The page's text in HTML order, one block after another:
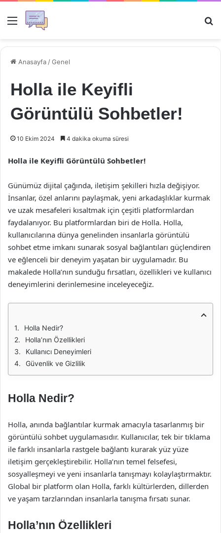
Menü
Anasayfa /Genel
Holla ile Keyifli
Görüntülü Sohbetler!
10 Ekim 2024 4 dakika okuma süresi
Holla ile Keyifli Görüntülü Sohbetler!
Günümüz dijital çağında, iletişim şekilleri hızla değişiyor.
İnsanlar, özel anlarını paylaşmak, yeni arkadaşlıklar kurmak
ve uzak mesafeleri kısaltmak için çeşitli platformlardan
faydalanıyor. Bu platformlardan biri de Holla. Holla,
kullanıcılarına dünya genelinden insanlarla görüntülü
sohbet etme imkanı sunarak sosyal bağlantıları güçlendiren
ve eğlenceli bir deneyim yaşatan bir uygulamadır. Bu
makalede Holla’nın sunduğu fırsatları, özellikleri ve kullanıcı
deneyimlerini derinlemesine inceleyeceğiz.
Holla Nedir?
Holla’nın Özellikleri
Kullanıcı Deneyimleri
Güvenlik ve Gizlilik
Holla Nedir?
Holla, anında bağlantılar kurmak amacıyla tasarlanmış bir
görüntülü sohbet uygulamasıdır. Kullanıcılar, tek bir tıklama
ile farklı insanlarla rastgele bağlantı kurarak yüz yüze
iletişim gerçekleştirebilir. Holla’nın temel felsefesi,
sosyalleşmeyi ve yeni insanlarla tanışmayı kolaylaştırmaktır.
Global bir platform olan Holla, farklı kültürlerden, dillerden
ve yaşam tarzlarından insanlarla tanışma fırsatı sunar.
Holla’nın Özellikleri